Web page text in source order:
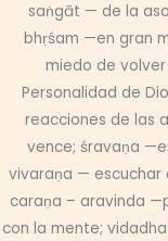
saṅgāt — de la
bhṛśam —en gran
miedo de
Personalidad de
reacciones de las
vence; śravaṇa
vivaraṇa — escuchar
caraṇa – aravinda
con la mente;